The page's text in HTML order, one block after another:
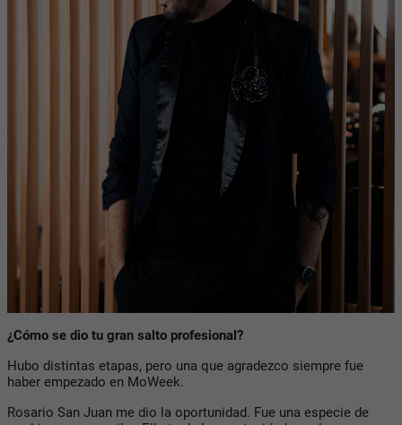
¿Cómo se dio tu gran salto profesional?
Hubo distintas etapas, pero una que agradezco siempre fue
haber empezado en MoWeek.
Rosario San Juan me dio la oportunidad. Fue una especie de